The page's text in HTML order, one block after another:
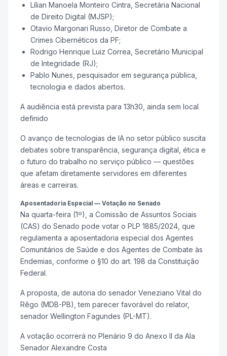
Lílian Manoela Monteiro Cintra, Secretária Nacional
de Direito Digital (MJSP);
Otavio Margonari Russo, Diretor de Combate a
Crimes Cibernéticos da PF;
Rodrigo Henrique Luiz Correa, Secretário Municipal
de Integridade (RJ);
Pablo Nunes, pesquisador em segurança pública,
tecnologia e dados abertos.
A audiência está prevista para 13h30, ainda sem local
definido
O avanço de tecnologias de IA no setor público suscita
debates sobre transparência, segurança digital, ética e
o futuro do trabalho no serviço público — questões
que afetam diretamente servidores em diferentes
áreas e carreiras.
Aposentadoria Especial — Votação no Senado
Na quarta-feira (1º), a Comissão de Assuntos Sociais
(CAS) do Senado pode votar o PLP 1885/2024, que
regulamenta a aposentadoria especial dos Agentes
Comunitários de Saúde e dos Agentes de Combate às
Endemias, conforme o §10 do art. 198 da Constituição
Federal.
A proposta, de autoria do senador Veneziano Vital do
Rêgo (MDB-PB), tem parecer favorável do relator,
senador Wellington Fagundes (PL-MT).
A votação ocorrerá no Plenário 9 do Anexo II da Ala
Senador Alexandre Costa